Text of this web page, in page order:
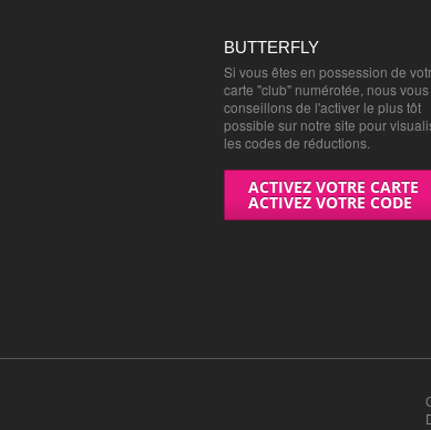
BUTTERFLY
Si vous êtes en possession de
carte "club" numérotée, nous vous
conseillons de l'activer le plus tôt
possible sur notre site pour
les codes de réductions.
ACTIVEZ VOTRE CARTE
ACTIVEZ VOTRE CODE